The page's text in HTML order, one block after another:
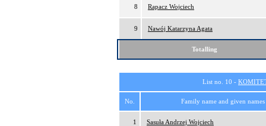
8 Rapacz Wojciech
9 Nawój Katarzyna Agata
Totalling
List no. 10 -
No. Family name and given names
1 Sasuła Andrzej Wojciech